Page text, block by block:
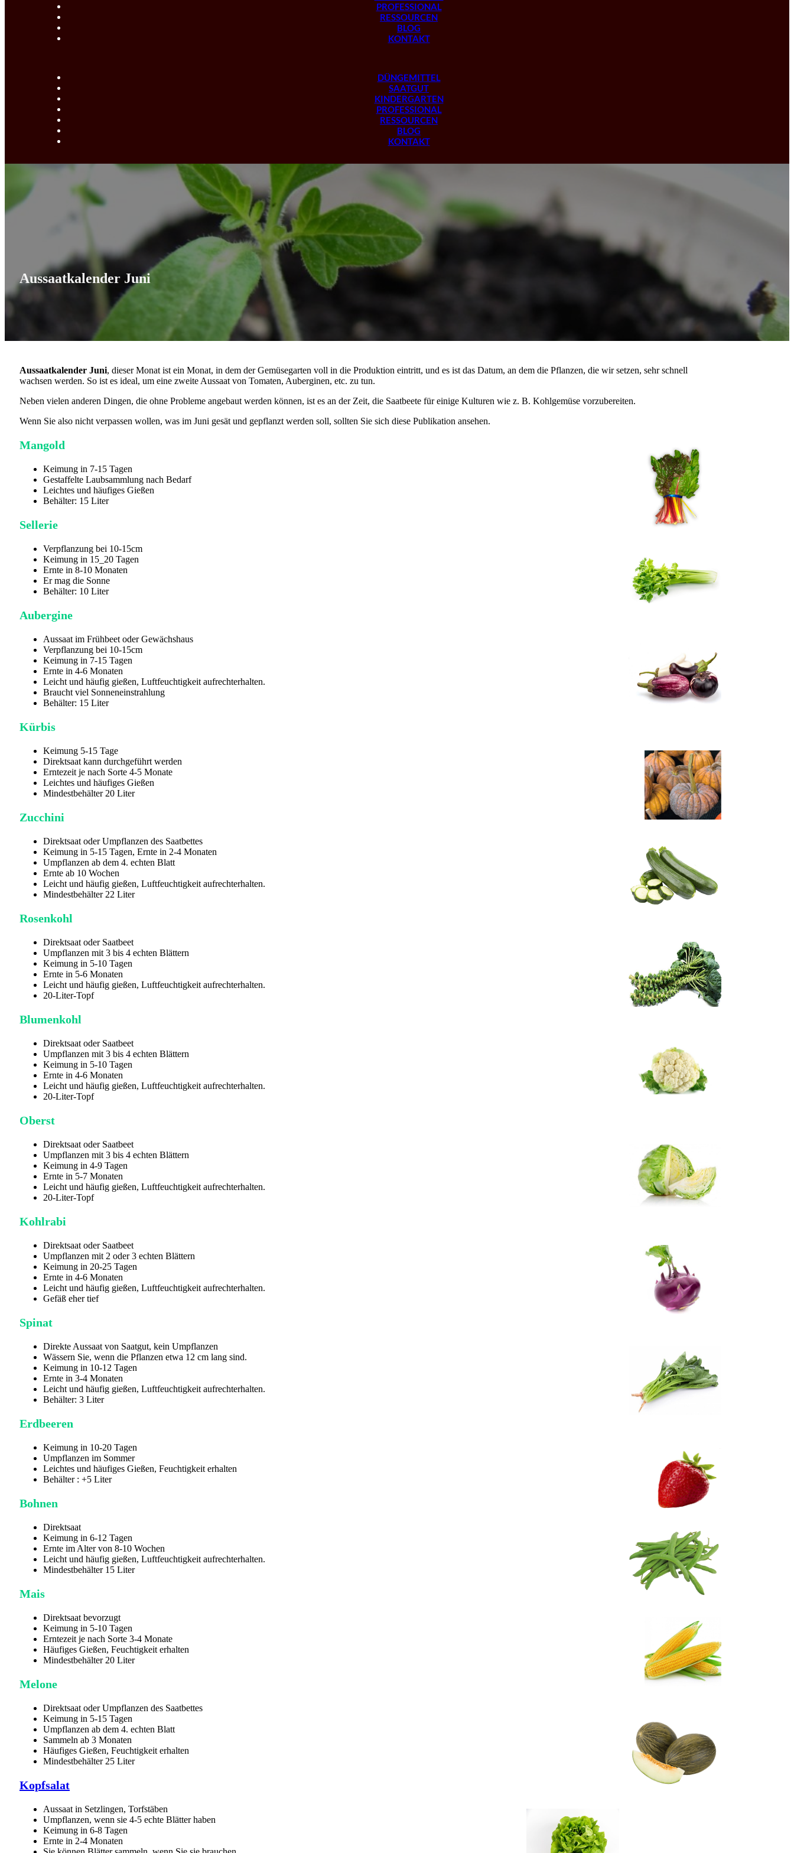
PROFESSIONAL
RESSOURCEN
BLOG
KONTAKT
DÜNGEMITTEL
SAATGUT
KINDERGARTEN
PROFESSIONAL
RESSOURCEN
BLOG
KONTAKT
Aussaatkalender Juni
Aussaatkalender Juni, dieser Monat ist ein Monat, in dem der Gemüsegarten voll in die Produktion eintritt, und es ist das Datum, an dem die Pflanzen, die wir setzen, sehr schnell
wachsen werden. So ist es ideal, um eine zweite Aussaat von Tomaten, Auberginen, etc. zu tun.
Neben vielen anderen Dingen, die ohne Probleme angebaut werden können, ist es an der Zeit, die Saatbeete für einige Kulturen wie z. B. Kohlgemüse vorzubereiten.
Wenn Sie also nicht verpassen wollen, was im Juni gesät und gepflanzt werden soll, sollten Sie sich diese Publikation ansehen.
Mangold
Keimung in 7-15 Tagen
Gestaffelte Laubsammlung nach Bedarf
Leichtes und häufiges Gießen
Behälter: 15 Liter
Sellerie
Verpflanzung bei 10-15cm
Keimung in 15_20 Tagen
Ernte in 8-10 Monaten
Er mag die Sonne
Behälter: 10 Liter
Aubergine
Aussaat im Frühbeet oder Gewächshaus
Verpflanzung bei 10-15cm
Keimung in 7-15 Tagen
Ernte in 4-6 Monaten
Leicht und häufig gießen, Luftfeuchtigkeit aufrechterhalten.
Braucht viel Sonneneinstrahlung
Behälter: 15 Liter
Kürbis
Keimung 5-15 Tage
Direktsaat kann durchgeführt werden
Erntezeit je nach Sorte 4-5 Monate
Leichtes und häufiges Gießen
Mindestbehälter 20 Liter
Zucchini
Direktsaat oder Umpflanzen des Saatbettes
Keimung in 5-15 Tagen, Ernte in 2-4 Monaten
Umpflanzen ab dem 4. echten Blatt
Ernte ab 10 Wochen
Leicht und häufig gießen, Luftfeuchtigkeit aufrechterhalten.
Mindestbehälter 22 Liter
Rosenkohl
Direktsaat oder Saatbeet
Umpflanzen mit 3 bis 4 echten Blättern
Keimung in 5-10 Tagen
Ernte in 5-6 Monaten
Leicht und häufig gießen, Luftfeuchtigkeit aufrechterhalten.
20-Liter-Topf
Blumenkohl
Direktsaat oder Saatbeet
Umpflanzen mit 3 bis 4 echten Blättern
Keimung in 5-10 Tagen
Ernte in 4-6 Monaten
Leicht und häufig gießen, Luftfeuchtigkeit aufrechterhalten.
20-Liter-Topf
Oberst
Direktsaat oder Saatbeet
Umpflanzen mit 3 bis 4 echten Blättern
Keimung in 4-9 Tagen
Ernte in 5-7 Monaten
Leicht und häufig gießen, Luftfeuchtigkeit aufrechterhalten.
20-Liter-Topf
Kohlrabi
Direktsaat oder Saatbeet
Umpflanzen mit 2 oder 3 echten Blättern
Keimung in 20-25 Tagen
Ernte in 4-6 Monaten
Leicht und häufig gießen, Luftfeuchtigkeit aufrechterhalten.
Gefäß eher tief
Spinat
Direkte Aussaat von Saatgut, kein Umpflanzen
Wässern Sie, wenn die Pflanzen etwa 12 cm lang sind.
Keimung in 10-12 Tagen
Ernte in 3-4 Monaten
Leicht und häufig gießen, Luftfeuchtigkeit aufrechterhalten.
Behälter: 3 Liter
Erdbeeren
Keimung in 10-20 Tagen
Umpflanzen im Sommer
Leichtes und häufiges Gießen, Feuchtigkeit erhalten
Behälter : +5 Liter
Bohnen
Direktsaat
Keimung in 6-12 Tagen
Ernte im Alter von 8-10 Wochen
Leicht und häufig gießen, Luftfeuchtigkeit aufrechterhalten.
Mindestbehälter 15 Liter
Mais
Direktsaat bevorzugt
Keimung in 5-10 Tagen
Erntezeit je nach Sorte 3-4 Monate
Häufiges Gießen, Feuchtigkeit erhalten
Mindestbehälter 20 Liter
Melone
Direktsaat oder Umpflanzen des Saatbettes
Keimung in 5-15 Tagen
Umpflanzen ab dem 4. echten Blatt
Sammeln ab 3 Monaten
Häufiges Gießen, Feuchtigkeit erhalten
Mindestbehälter 25 Liter
Kopfsalat
Aussaat in Setzlingen, Torfstäben
Umpflanzen, wenn sie 4-5 echte Blätter haben
Keimung in 6-8 Tagen
Ernte in 2-4 Monaten